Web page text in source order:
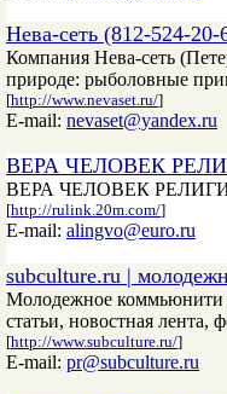
Нева-сеть (812-524-
Компания Нева-сеть
природе: рыболовные
[http://www.nevaset.ru/]
E-mail: nevaset@yandex.ru
ВЕРА ЧЕЛОВЕК
ВЕРА ЧЕЛОВЕК
[http://rulink.20m.com/]
E-mail: alingvo@euro.ru
subculture.ru |
Молодежное коммьюнити
статьи, новостная лента,
[http://www.subculture.ru/]
E-mail: pr@subculture.ru